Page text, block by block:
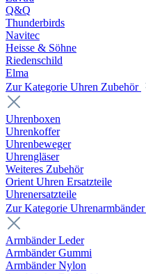
Q&Q
Thunderbirds
Navitec
Heisse & Söhne
Riedenschild
Elma
Zur Kategorie Uhren Zubehör
Uhrenboxen
Uhrenkoffer
Uhrenbeweger
Uhrengläser
Weiteres Zubehör
Orient Uhren Ersatzteile
Uhrenersatzteile
Zur Kategorie Uhrenarmbänder
Armbänder Leder
Armbänder Gummi
Armbänder Nylon